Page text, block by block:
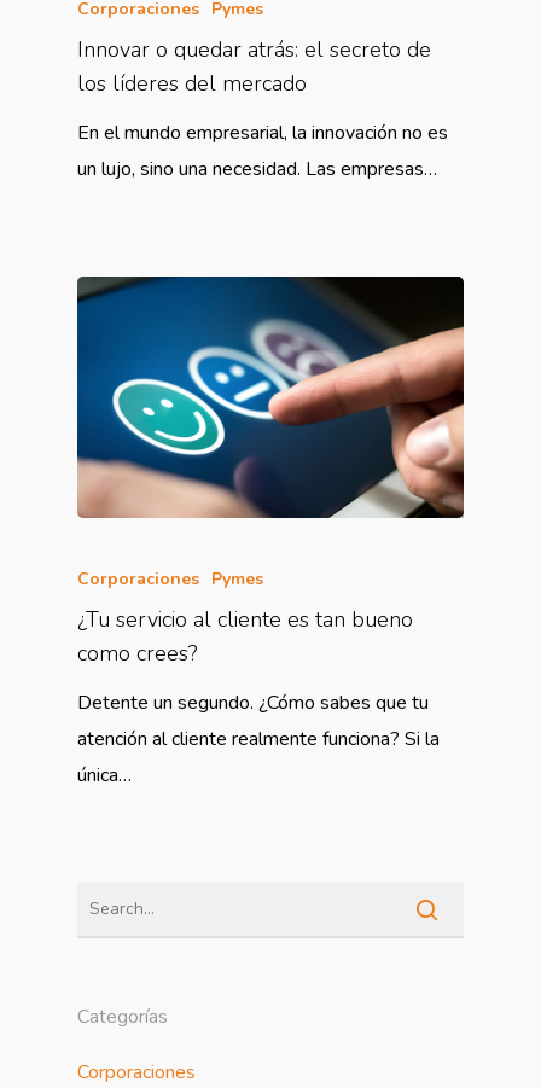
Corporaciones Pymes
Innovar o quedar atrás: el secreto de
los líderes del mercado
En el mundo empresarial, la innovación no es
un lujo, sino una necesidad. Las empresas…
Corporaciones Pymes
¿Tu servicio al cliente es tan bueno
como crees?
Detente un segundo. ¿Cómo sabes que tu
atención al cliente realmente funciona? Si la
única…
Categorías
Corporaciones